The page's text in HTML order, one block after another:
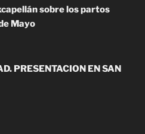
sobre los partos
Mayo
PRESENTACION EN SAN